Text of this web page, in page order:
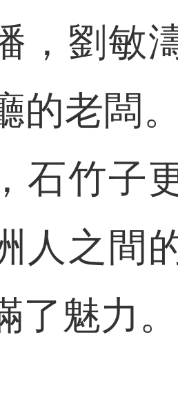
，劉敏
的老闆
石竹子
人之間
了魅力。